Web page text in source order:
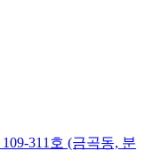
311호 (금곡동, 분